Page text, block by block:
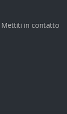
in contatto